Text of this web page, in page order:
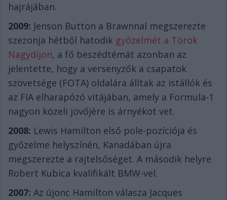
hajrájában.
2009: Jenson Button a Brawnnal megszerezte
szezonja hétből hatodik győzelmét a Török
Nagydíjon, a fő beszédtémát azonban az
jelentette, hogy a versenyzők a csapatok
szövetsége (FOTA) oldalára álltak az istállók és
az FIA elharapózó vitájában, amely a Formula-1
nagyon közeli jövőjére is árnyékot vet.
2008: Lewis Hamilton első pole-pozíciója és
győzelme helyszínén, Kanadában újra
megszerezte a rajtelsőséget. A második helyre
Robert Kubica kvalifikált BMW-vel.
2007: Az újonc Hamilton válasza Jacques